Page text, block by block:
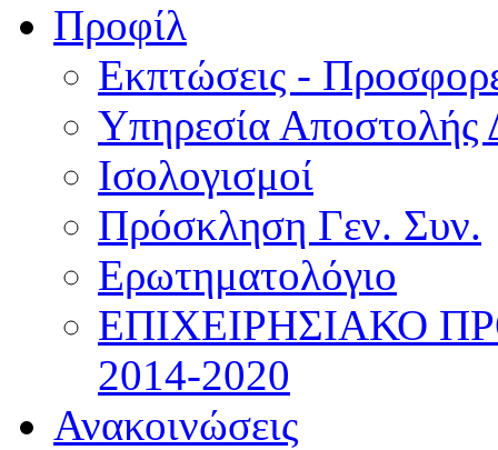
Προφίλ
Εκπτώσεις -
Υπηρεσία Αποστολής
Ισολογισμοί
Πρόσκληση Γεν. Συν.
Ερωτηματολόγιο
ΕΠΙΧΕΙΡΗΣΙΑΚΟ
2014-2020
Ανακοινώσεις